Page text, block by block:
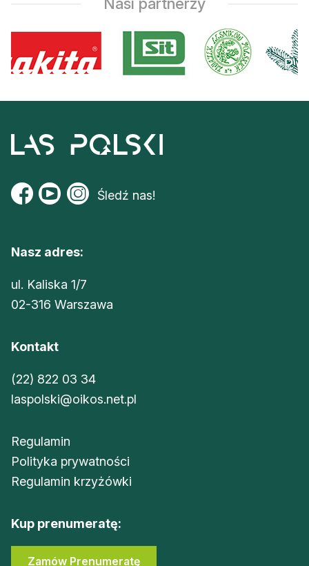
Śledź nas!
Nasz adres:
ul. Kaliska 1/7
02-316 Warszawa
Kontakt
(22) 822 03 34
laspolski@oikos.net.pl
Regulamin
Polityka prywatności
Regulamin krzyżówki
Kup prenumeratę:
Zamów Prenumeratę